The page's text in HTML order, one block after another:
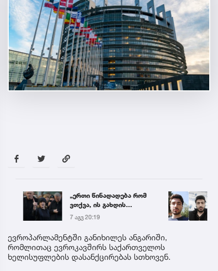
„ერთი წინადადება რომ
ვთქვა, ის გახდის
ნათელს, თუ რატომ იყო
ნია იმნაძე
წამქეზებელი...“ - გიგა
ავალიანის დედა
7 აგვ 20:19
რა
7 აგვ
ევროპარლამენტში განიხილეს ანგარიში,
რომლითაც ევროკავშირს საქართველოს
ხელისუფლების დასანქცირებას სთხოვენ.